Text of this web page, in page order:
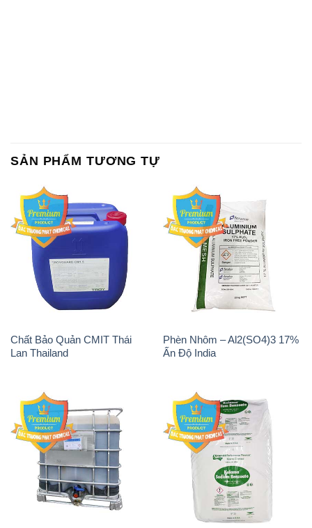
SẢN PHẨM TƯƠNG TỰ
Chất Bảo Quản CMIT Thái
Lan Thailand
Phèn Nhôm – Al2(SO4)3 17%
Ấn Độ India